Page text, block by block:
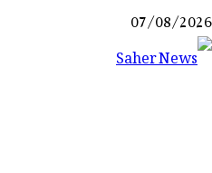
Skip
to
07/08/2026